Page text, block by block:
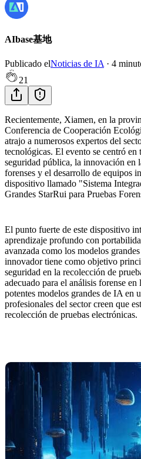
AIbase基地
Publicado elNoticias de IA · 4
21
Recientemente, Xiamen, en la
Conferencia de Cooperación
atrajo a numerosos expertos del
tecnológicas. El evento se centró en
seguridad pública, la innovación en
forenses y el desarrollo de equipos
dispositivo llamado "Sistema
Grandes StarRui para Pruebas
El punto fuerte de este dispositivo
aprendizaje profundo con
avanzada como los modelos
innovador tiene como objetivo
seguridad en la recolección de
adecuado para el análisis forense
potentes modelos grandes de IA en
profesionales del sector creen que
recolección de pruebas electrónicas.